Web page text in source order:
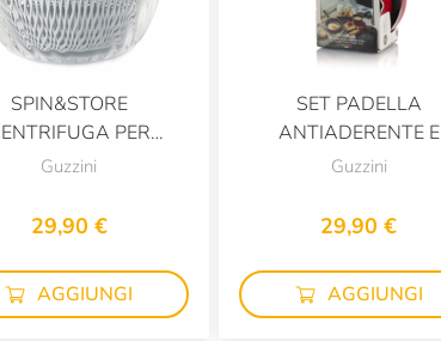
SPIN&STORE
PER
BIANCA 26 CM
Guzzini
29,90 €
AGGIUNGI
SET PADELLA
ANTIADERENTE E
BOLLILATTE
Guzzini
29,90 €
AGGIUNGI